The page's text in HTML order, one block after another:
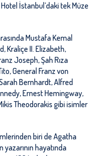
İstanbul’daki tek Müze
Mustafa Kemal
Kraliçe II. Elizabeth,
Joseph, Şah Rıza
General Franz von
Bernhardt, Alfred
Ernest Hemingway,
Theodorakis gibi isimler
biri de Agatha
hayatında